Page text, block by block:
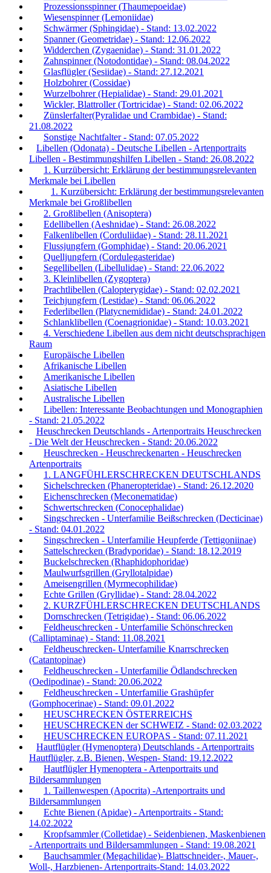
Prozessionsspinner (Thaumepoeidae)
Wiesenspinner (Lemoniidae)
Schwärmer (Sphingidae) - Stand: 13.02.2022
Spanner (Geometridae) - Stand: 12.06.2022
Widderchen (Zygaenidae) - Stand: 31.01.2022
Zahnspinner (Notodontidae) - Stand: 08.04.2022
Glasflügler (Sesiidae) - Stand: 27.12.2021
Holzbohrer (Cossidae)
Wurzelbohrer (Hepialidae) - Stand: 29.01.2021
Wickler, Blattroller (Tortricidae) - Stand: 02.06.2022
Zünslerfalter(Pyralidae und Crambidae) - Stand:
21.08.2022
Sonstige Nachtfalter - Stand: 07.05.2022
Libellen (Odonata) - Deutsche Libellen - Artenportraits
Libellen - Bestimmungshilfen Libellen - Stand: 26.08.2022
1. Kurzübersicht: Erklärung der bestimmungsrelevanten
Merkmale bei Libellen
1. Kurzübersicht: Erklärung der bestimmungsrelevanten
Merkmale bei Großlibellen
2. Großlibellen (Anisoptera)
Edellibellen (Aeshnidae) - Stand: 26.08.2022
Falkenlibellen (Corduliidae) - Stand: 28.11.2021
Flussjungfern (Gomphidae) - Stand: 20.06.2021
Quelljungfern (Cordulegasteridae)
Segellibellen (Libellulidae) - Stand: 22.06.2022
3. Kleinlibellen (Zygoptera)
Prachtlibellen (Calopterygidae) - Stand: 02.02.2021
Teichjungfern (Lestidae) - Stand: 06.06.2022
Federlibellen (Platycnemididae) - Stand: 24.01.2022
Schlanklibellen (Coenagrionidae) - Stand: 10.03.2021
4. Verschiedene Libellen aus dem nicht deutschsprachigen
Raum
Europäische Libellen
Afrikanische Libellen
Amerikanische Libellen
Asiatische Libellen
Australische Libellen
Libellen: Interessante Beobachtungen und Monographien
- Stand: 21.05.2022
Heuschrecken Deutschlands - Artenportraits Heuschrecken
- Die Welt der Heuschrecken - Stand: 20.06.2022
Heuschrecken - Heuschreckenarten - Heuschrecken
Artenportraits
1. LANGFÜHLERSCHRECKEN DEUTSCHLANDS
Sichelschrecken (Phaneropteridae) - Stand: 26.12.2020
Eichenschrecken (Meconematidae)
Schwertschrecken (Conocephalidae)
Singschrecken - Unterfamilie Beißschrecken (Decticinae)
- Stand: 04.01.2022
Singschrecken - Unterfamilie Heupferde (Tettigoniinae)
Sattelschrecken (Bradyporidae) - Stand: 18.12.2019
Buckelschrecken (Rhaphidophoridae)
Maulwurfsgrillen (Gryllotalpidae)
Ameisengrillen (Myrmecophilidae)
Echte Grillen (Gryllidae) - Stand: 28.04.2022
2. KURZFÜHLERSCHRECKEN DEUTSCHLANDS
Dornschrecken (Tetrigidae) - Stand: 06.06.2022
Feldheuschrecken - Unterfamilie Schönschrecken
(Calliptaminae) - Stand: 11.08.2021
Feldheuschrecken- Unterfamilie Knarrschrecken
(Catantopinae)
Feldheuschrecken - Unterfamilie Ödlandschrecken
(Oedipodinae) - Stand: 20.06.2022
Feldheuschrecken - Unterfamilie Grashüpfer
(Gomphocerinae) - Stand: 09.01.2022
HEUSCHRECKEN ÖSTERREICHS
HEUSCHRECKEN der SCHWEIZ - Stand: 02.03.2022
HEUSCHRECKEN EUROPAS - Stand: 07.11.2021
Hautflügler (Hymenoptera) Deutschlands - Artenportraits
Hautflügler, z.B. Bienen, Wespen- Stand: 19.12.2022
Hautflügler Hymenoptera - Artenportraits und
Bildersammlungen
1. Taillenwespen (Apocrita) -Artenportraits und
Bildersammlungen
Echte Bienen (Apidae) - Artenportraits - Stand:
14.02.2022
Kropfsammler (Colletidae) - Seidenbienen, Maskenbienen
- Artenportraits und Bildersammlungen - Stand: 19.08.2021
Bauchsammler (Megachilidae)- Blattschneider-, Mauer-,
Woll-, Harzbienen- Artenportraits-Stand: 14.03.2022